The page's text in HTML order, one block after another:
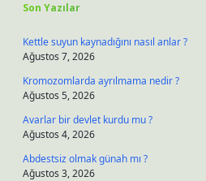
Son Yazılar
Kettle suyun kaynadığını nasıl anlar ?
Ağustos 7, 2026
Kromozomlarda ayrılmama nedir ?
Ağustos 5, 2026
Avarlar bir devlet kurdu mu ?
Ağustos 4, 2026
Abdestsiz olmak günah mı ?
Ağustos 3, 2026